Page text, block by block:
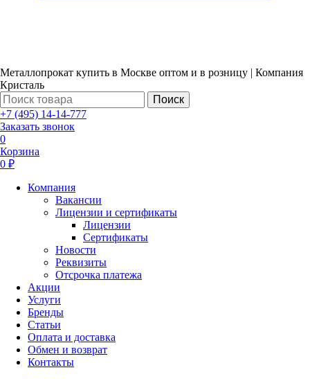
Металлопрокат купить в Москве оптом и в розницу | Компания
Кристаль
Поиск
+7 (495) 14-14-777
Заказать звонок
0
Корзина
0 ₽
Компания
Вакансии
Лицензии и сертификаты
Лицензии
Сертификаты
Новости
Реквизиты
Отсрочка платежа
Акции
Услуги
Бренды
Статьи
Оплата и доставка
Обмен и возврат
Контакты